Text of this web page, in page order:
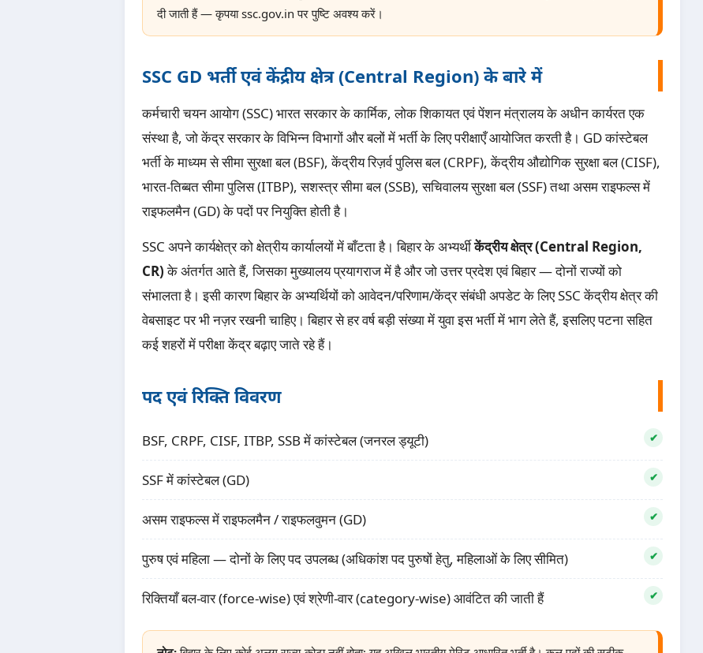
दी जाती हैं — कृपया ssc.gov.in पर पुष्टि अवश्य करें।
SSC GD भर्ती एवं केंद्रीय क्षेत्र (Central Region) के बारे में
कर्मचारी चयन आयोग (SSC) भारत सरकार के कार्मिक, लोक शिकायत एवं पेंशन मंत्रालय के अधीन कार्यरत एक
संस्था है, जो केंद्र सरकार के विभिन्न विभागों और बलों में भर्ती के लिए परीक्षाएँ आयोजित करती है। GD कांस्टेबल
भर्ती के माध्यम से सीमा सुरक्षा बल (BSF), केंद्रीय रिज़र्व पुलिस बल (CRPF), केंद्रीय औद्योगिक सुरक्षा बल (CISF),
भारत-तिब्बत सीमा पुलिस (ITBP), सशस्त्र सीमा बल (SSB), सचिवालय सुरक्षा बल (SSF) तथा असम राइफल्स में
राइफलमैन (GD) के पदों पर नियुक्ति होती है।
SSC अपने कार्यक्षेत्र को क्षेत्रीय कार्यालयों में बाँटता है। बिहार के अभ्यर्थीकेंद्रीय क्षेत्र (Central Region,
CR)के अंतर्गत आते हैं, जिसका मुख्यालय प्रयागराज में है और जो उत्तर प्रदेश एवं बिहार — दोनों राज्यों को
संभालता है। इसी कारण बिहार के अभ्यर्थियों को आवेदन/परिणाम/केंद्र संबंधी अपडेट के लिए SSC केंद्रीय क्षेत्र की
वेबसाइट पर भी नज़र रखनी चाहिए। बिहार से हर वर्ष बड़ी संख्या में युवा इस भर्ती में भाग लेते हैं, इसलिए पटना सहित
कई शहरों में परीक्षा केंद्र बढ़ाए जाते रहे हैं।
पद एवं रिक्ति विवरण
BSF, CRPF, CISF, ITBP, SSB में कांस्टेबल (जनरल ड्यूटी)
SSF में कांस्टेबल (GD)
असम राइफल्स में राइफलमैन / राइफलवुमन (GD)
पुरुष एवं महिला — दोनों के लिए पद उपलब्ध (अधिकांश पद पुरुषों हेतु, महिलाओं के लिए सीमित)
रिक्तियाँ बल-वार (force-wise) एवं श्रेणी-वार (category-wise) आवंटित की जाती हैं